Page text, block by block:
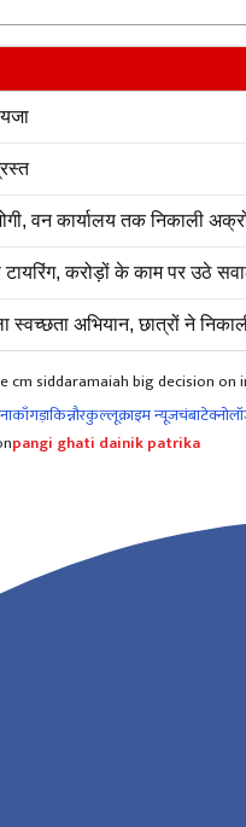
वन कार्यालय तक निकाली
करोड़ों के काम पर उठे
अभियान, छात्रों ने
cm siddaramaiah big decision
काँगड़ाकिन्नौरकुल्लूक्राइम न्यूजचंबा
pangi ghati dainik patrika